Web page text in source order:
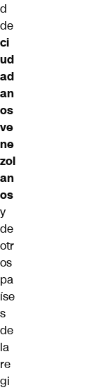
d
de
ci
ud
ad
an
os
ve
ne
zol
an
os
y
de
otr
os
pa
íse
s
de
la
re
gi